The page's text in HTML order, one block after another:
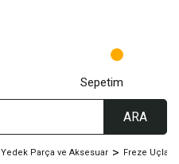
ARA
Sepetim
Yedek Parça ve Aksesuar Freze Uçları